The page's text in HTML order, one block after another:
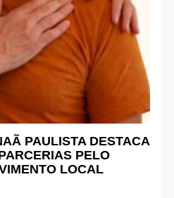
PAULISTA DESTACA
PELO
LOCAL